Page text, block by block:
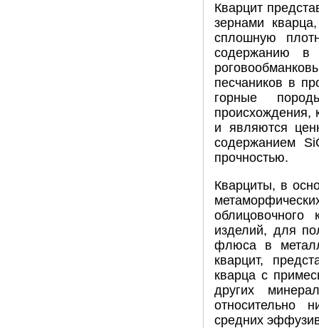
Кварцит
зернами
сплошную
содержанию в
песчаников в
горные
происхождения,
и являются
содержанием
прочностью.
Кварциты, в
изделий, для
флюса в
кварцит,
кварца с
других
относительно
средних